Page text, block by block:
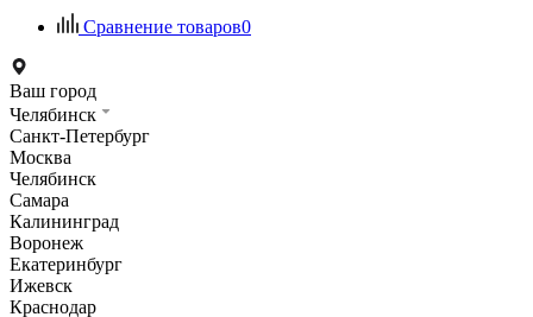
Сравнение товаров0
Ваш город
Челябинск
Санкт-Петербург
Москва
Челябинск
Самара
Калининград
Воронеж
Екатеринбург
Ижевск
Краснодар